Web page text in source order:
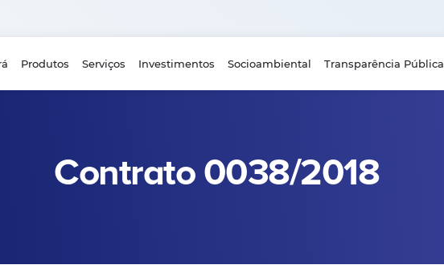
Produtos Serviços Investimentos Socioambiental Transparência Pública
Contrato 0038/2018